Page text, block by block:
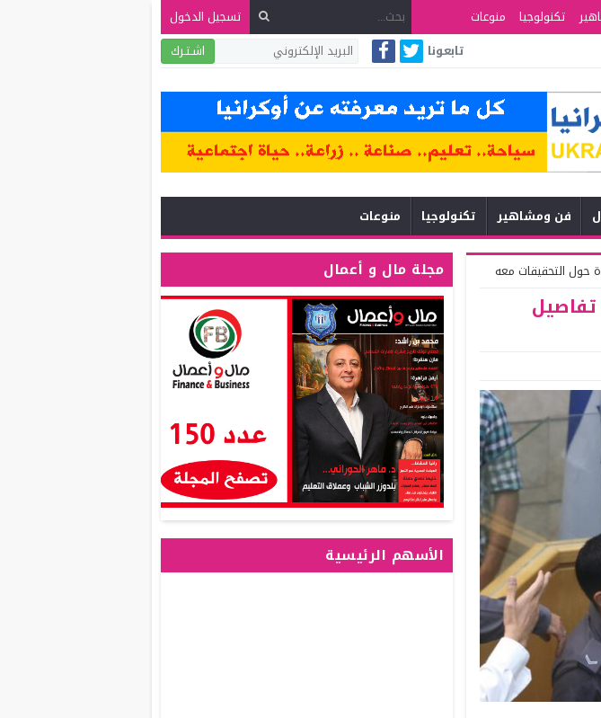
تكنولوجيا منوعات
تسجيل الدخول
اشـتـرك تابعونا
فن ومشاهير تكنولوجيا منوعات
حول التحقيقات معه مجلة مال و أعمال
الأسهم الرئيسية